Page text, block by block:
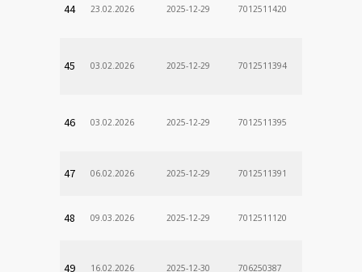
44 23.02.2026 2025-12-29 7012511420
45 03.02.2026 2025-12-29 7012511394
46 03.02.2026 2025-12-29 7012511395
47 06.02.2026 2025-12-29 7012511391
48 09.03.2026 2025-12-29 7012511120
49 16.02.2026 2025-12-30 706250387